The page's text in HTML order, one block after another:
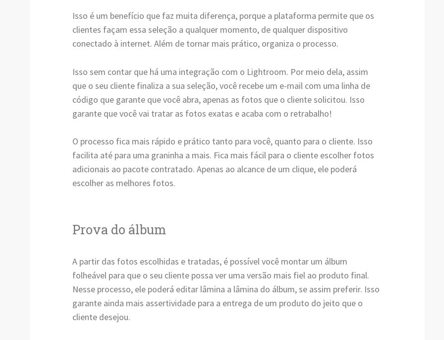
Isso é um benefício que faz muita diferença, porque a plataforma permite que os
clientes façam essa seleção a qualquer momento, de qualquer dispositivo
conectado à internet. Além de tornar mais prático, organiza o processo.
Isso sem contar que há uma integração com o Lightroom. Por meio dela, assim
que o seu cliente finaliza a sua seleção, você recebe um e-mail com uma linha de
código que garante que você abra, apenas as fotos que o cliente solicitou. Isso
garante que você vai tratar as fotos exatas e acaba com o retrabalho!
O processo fica mais rápido e prático tanto para você, quanto para o cliente. Isso
facilita até para uma graninha a mais. Fica mais fácil para o cliente escolher fotos
adicionais ao pacote contratado. Apenas ao alcance de um clique, ele poderá
escolher as melhores fotos.
Prova do álbum
A partir das fotos escolhidas e tratadas, é possível você montar um álbum
folheável para que o seu cliente possa ver uma versão mais fiel ao produto final.
Nesse processo, ele poderá editar lâmina a lâmina do álbum, se assim preferir. Isso
garante ainda mais assertividade para a entrega de um produto do jeito que o
cliente desejou.